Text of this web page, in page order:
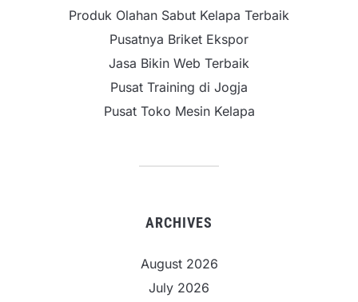
Produk Olahan Sabut Kelapa Terbaik
Pusatnya Briket Ekspor
Jasa Bikin Web Terbaik
Pusat Training di Jogja
Pusat Toko Mesin Kelapa
ARCHIVES
August 2026
July 2026